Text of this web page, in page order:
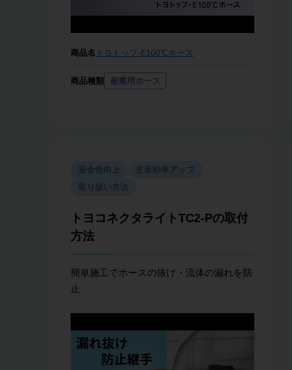
商品名 トヨトップ-E100℃ホース
商品種類 産業用ホース
安全性向上
生産効率アップ
取り扱い方法
トヨコネクタライトTC2-Pの取付
方法
簡単施工でホースの抜け・流体の漏れを防
止